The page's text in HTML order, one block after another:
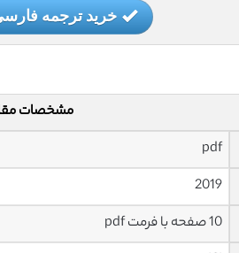
خرید ترجمه
مشخصات
pdf
2019
10 صفحه با فرمت pdf